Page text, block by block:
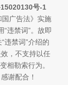
号-1
广告法》实施
“违禁词”。故即
违禁词”介绍的
，不支持以任
相勒索行为。
谢配合！